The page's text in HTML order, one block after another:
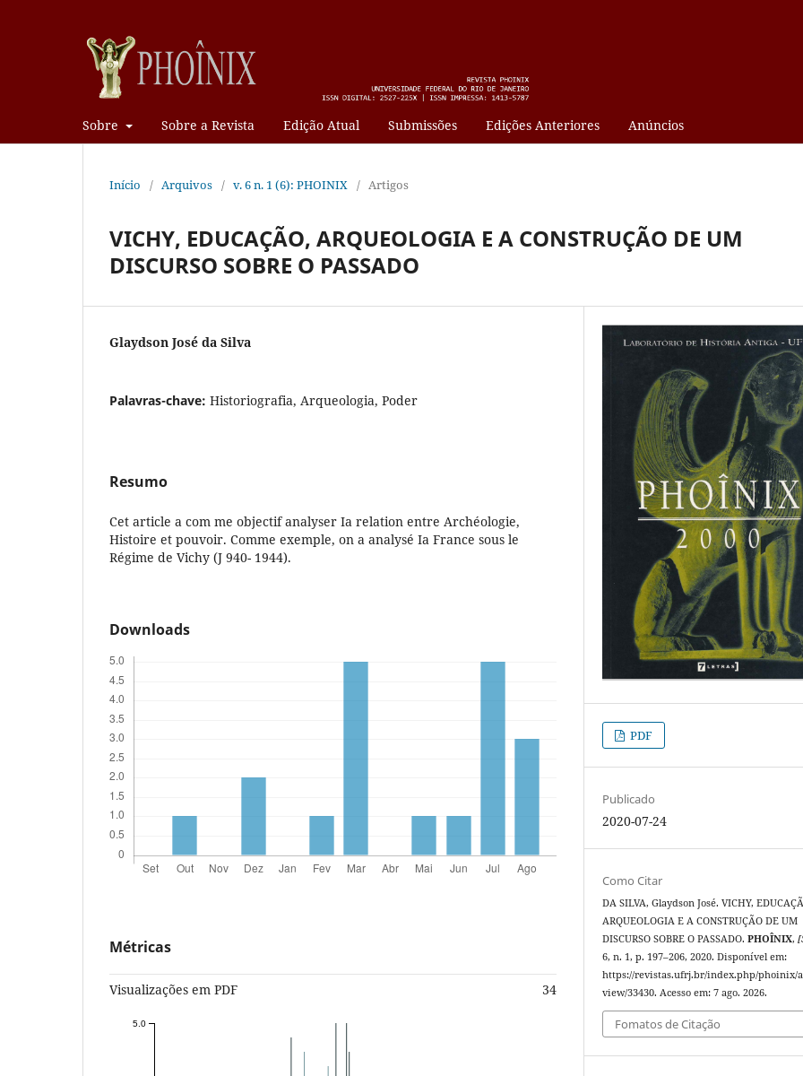
Sobre Sobre a Revista Edição Atual Submissões Edições Anteriores Anúncios
Início / Arquivos / v. 6 n. 1 (6): PHOINIX / Artigos
VICHY, EDUCAÇÃO, ARQUEOLOGIA E A CONSTRUÇÃO DE UM
DISCURSO SOBRE O PASSADO
Glaydson José da Silva
Palavras-chave: Historiografia, Arqueologia, Poder
Resumo
Cet article a com me objectif analyser Ia relation entre Archéologie,
Histoire et pouvoir. Comme exemple, on a analysé Ia France sous le
Régime de Vichy (J 940- 1944).
Downloads
Métricas
Visualizações em PDF 34
5.0
PDF
Publicado
2020-07-24
Como Citar
DA SILVA, Glaydson José. VICHY,
ARQUEOLOGIA E A CONSTRUÇÃO DE UM
DISCURSO SOBRE O PASSADO.PHOÎNIX,
6, n. 1, p. 197–206, 2020. Disponível em:
https://revistas.ufrj.br/index.php/phoinix/
view/33430. Acesso em: 7 ago. 2026.
Fomatos de Citação